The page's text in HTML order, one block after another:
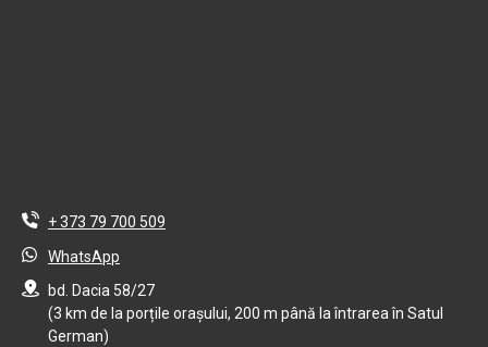
+ 373 79 700 509
WhatsApp
bd. Dacia 58/27
(3 km de la porțile orașului, 200 m până la întrarea în Satul
German)